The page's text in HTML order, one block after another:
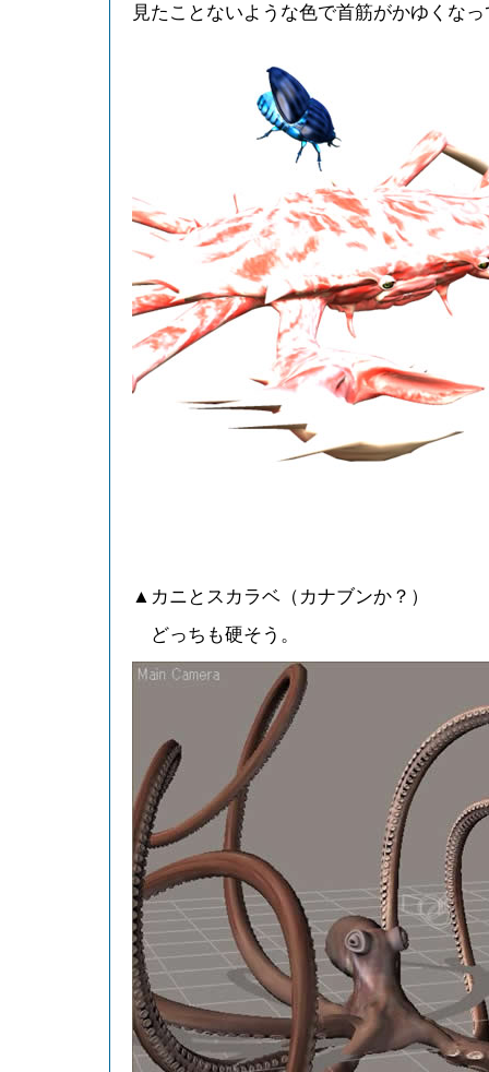
見たことないような色で首筋がかゆくな
▲カニとスカラベ（カナブンか？）
どっちも硬そう。